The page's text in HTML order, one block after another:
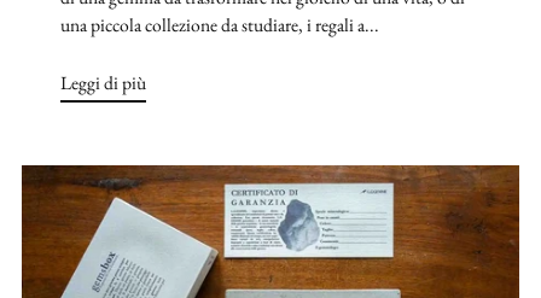
una piccola collezione da studiare, i regali a...
Leggi di più